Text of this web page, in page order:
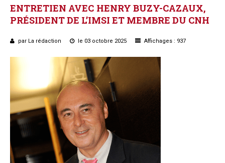
ENTRETIEN AVEC HENRY BUZY-CAZAUX,
PRÉSIDENTDE L’IMSI ET MEMBRE DU CNH
par La rédaction le 03 octobre 2025 Affichages : 937